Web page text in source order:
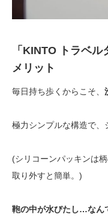
「KINTO トラベ
メリット
毎日持ち歩くからこそ、
極力シンプルな構造で、
(シリコーンパッキンは
取り外すと簡単。)
鞄の中が水びたし…なん